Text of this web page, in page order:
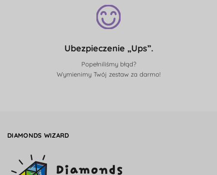
Ubezpieczenie „Ups”.
Popełniliśmy błąd?
Wymienimy Twój zestaw za darmo!
DIAMONDS WIZARD